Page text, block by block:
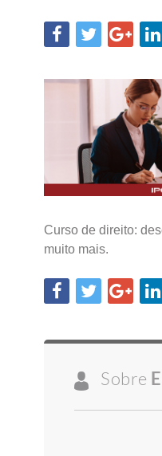
Curso de direito:
muito mais.
Sobre